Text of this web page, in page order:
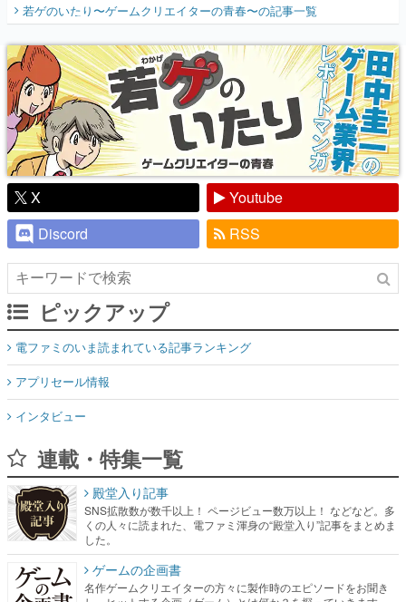
『少年ジャンプ』色だった【若ゲのいた
り】
若ゲのいたり〜ゲームクリエイターの青春〜の記事一覧
X
Youtube
Discord
RSS
ピックアップ
電ファミのいま読まれている記事ランキング
アプリセール情報
インタビュー
連載・特集一覧
殿堂入り記事
SNS拡散数が数千以上！ ページビュー数万以上！ などなど。多
くの人々に読まれた、電ファミ渾身の“殿堂入り”記事をまとめま
した。
ゲームの企画書
名作ゲームクリエイターの方々に製作時のエピソードをお聞き